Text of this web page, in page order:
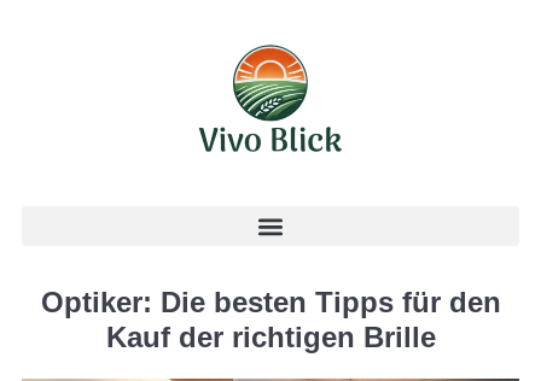
Optiker: Die besten Tipps für den
Kauf der richtigen Brille